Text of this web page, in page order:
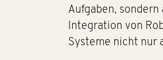
Aufgaben,
Integration von
Systeme nicht nur